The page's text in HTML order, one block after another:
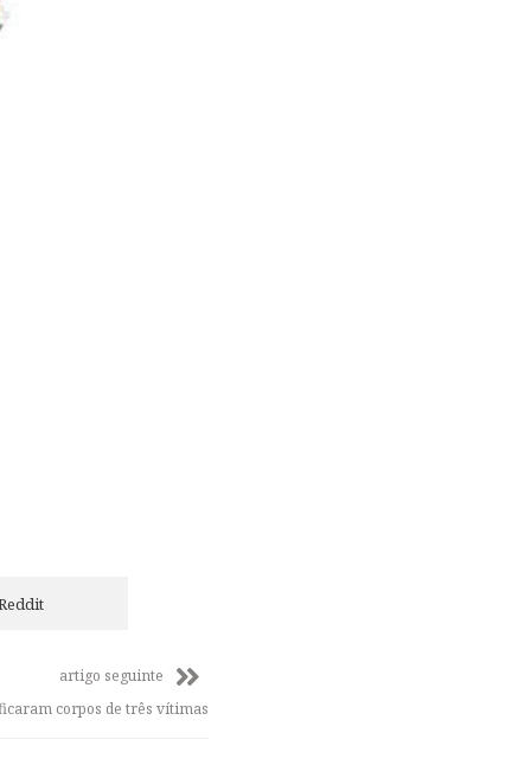
artigo seguinte
corpos de três vítimas